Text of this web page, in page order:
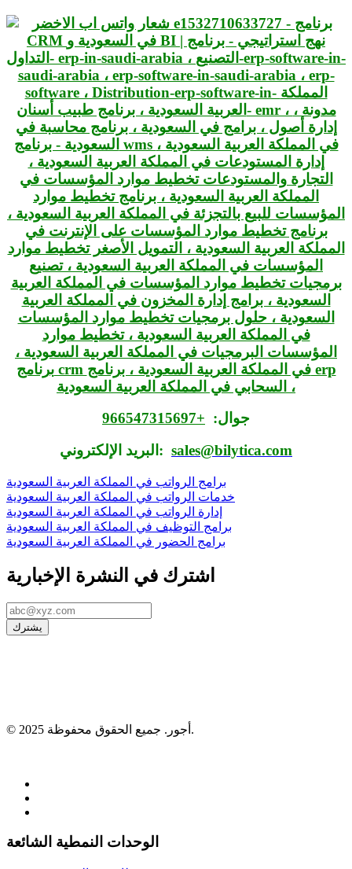
جوال: +966547315697
البريد الإلكتروني: sales@bilytica.com
برامج الرواتب في المملكة العربية السعودية
خدمات الرواتب في المملكة العربية السعودية
إدارة الرواتب في المملكة العربية السعودية
برامج التوظيف في المملكة العربية السعودية
برامج الحضور في المملكة العربية السعودية
اشترك في النشرة الإخبارية
يشترك
© 2025 أجور. جميع الحقوق محفوظة.
الوحدات النمطية الشائعة